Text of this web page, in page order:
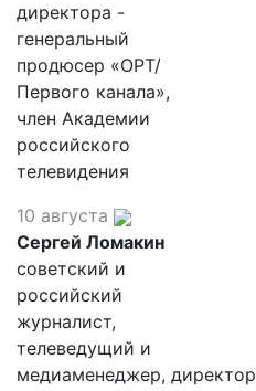
директора -
генеральный
продюсер «ОРТ/
Первого канала»,
член Академии
российского
телевидения
10 августа
Сергей Ломакин
советский и
российский
журналист,
телеведущий и
медиаменеджер, директор